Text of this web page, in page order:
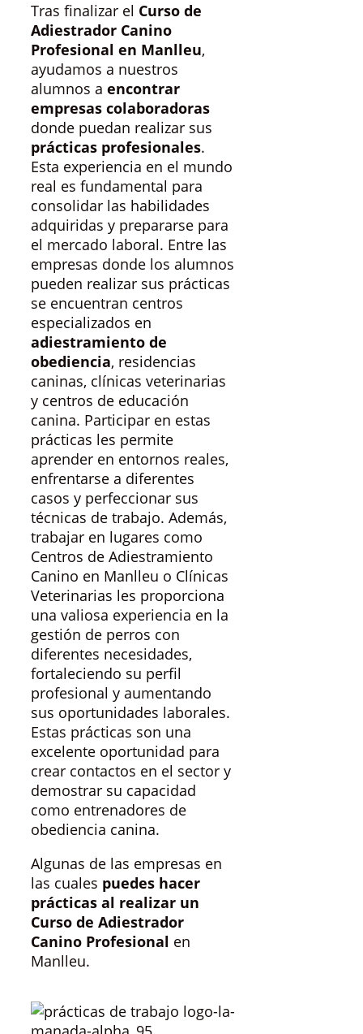
Tras finalizar el Curso de
Adiestrador Canino
Profesional en Manlleu,
ayudamos a nuestros
alumnos a encontrar
empresas colaboradoras
donde puedan realizar sus
prácticas profesionales.
Esta experiencia en el mundo
real es fundamental para
consolidar las habilidades
adquiridas y prepararse para
el mercado laboral. Entre las
empresas donde los alumnos
pueden realizar sus prácticas
se encuentran centros
especializados en
adiestramiento de
obediencia, residencias
caninas, clínicas veterinarias
y centros de educación
canina. Participar en estas
prácticas les permite
aprender en entornos reales,
enfrentarse a diferentes
casos y perfeccionar sus
técnicas de trabajo. Además,
trabajar en lugares como
Centros de Adiestramiento
Canino en Manlleu o Clínicas
Veterinarias les proporciona
una valiosa experiencia en la
gestión de perros con
diferentes necesidades,
fortaleciendo su perfil
profesional y aumentando
sus oportunidades laborales.
Estas prácticas son una
excelente oportunidad para
crear contactos en el sector y
demostrar su capacidad
como entrenadores de
obediencia canina.
Algunas de las empresas en
las cuales puedes hacer
prácticas al realizar un
Curso de Adiestrador
Canino Profesional en
Manlleu.